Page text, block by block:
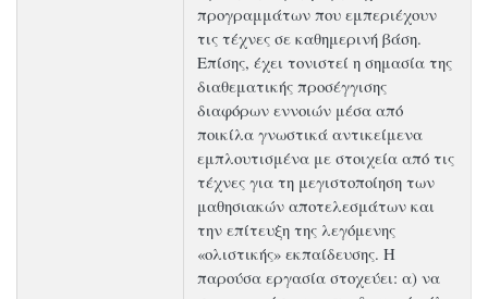
προγραμμάτων που εμπεριέχουν
τις τέχνες σε καθημερινή βάση.
Επίσης, έχει τονιστεί η σημασία της
διαθεματικής προσέγγισης
διαφόρων εννοιών μέσα από
ποικίλα γνωστικά αντικείμενα
εμπλουτισμένα με στοιχεία από τις
τέχνες για τη μεγιστοποίηση των
μαθησιακών αποτελεσμάτων και
την επίτευξη της λεγόμενης
«ολιστικής» εκπαίδευσης. Η
παρούσα εργασία στοχεύει: α) να